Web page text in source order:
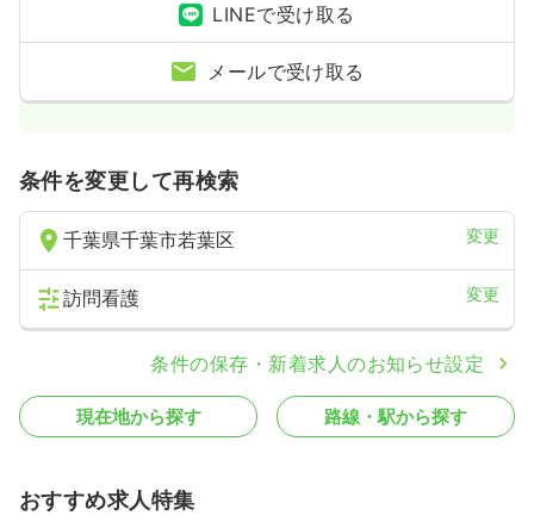
LINEで受け取る
メールで受け取る
条件を変更して再検索
千葉県千葉市若葉区 変更
訪問看護 変更
条件の保存・新着求人のお知らせ設定
現在地から探す 路線・駅から探す
おすすめ求人特集